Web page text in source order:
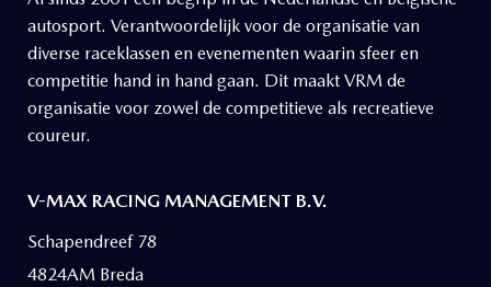
autosport. Verantwoordelijk voor de organisatie van
diverse raceklassen en evenementen waarin sfeer en
competitie hand in hand gaan. Dit maakt VRM de
organisatie voor zowel de competitieve als recreatieve
coureur.
V-MAX RACING MANAGEMENT B.V.
Schapendreef 78
4824AM Breda